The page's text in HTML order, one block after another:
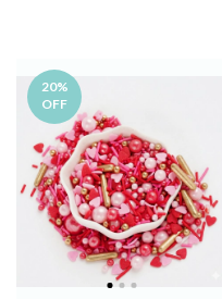
20%
OFF